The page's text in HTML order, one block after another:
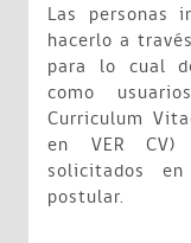
Las personas
hacerlo a
para lo cual
como
Curriculum
en VER
solicitados en
postular.